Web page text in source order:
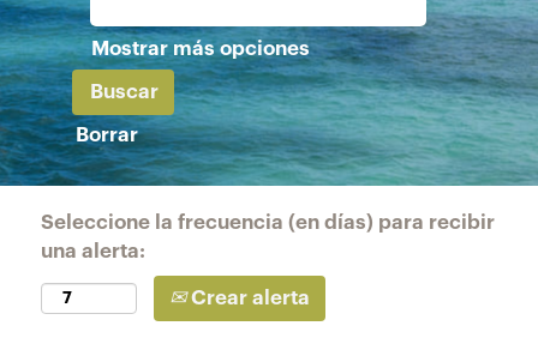
Mostrar más opciones
Borrar
Seleccione la frecuencia (en días) para recibir
una alerta:
Crear alerta